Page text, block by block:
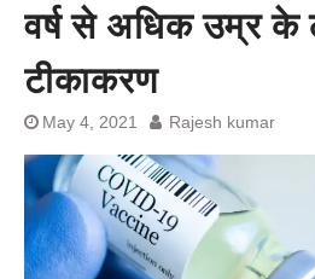
वर्ष से अधिक उम्र के
टीकाकरण
May 4, 2021 Rajesh kumar